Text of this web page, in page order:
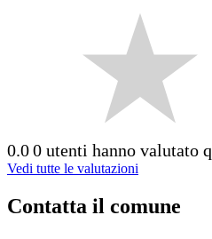
0.00 utenti hanno valutato
Vedi tutte le valutazioni
Contatta il comune